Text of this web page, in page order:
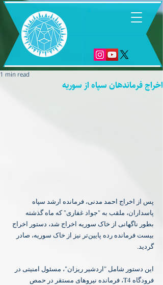
اخراج فرماندهان سپاه از سوریه
1 min read
پس از اخراج احمد مدنی، فرمانده ارشد سپاه
پاسداران، ملقب به "جواد غفاری" که ماه گذشته
بطور ناگهانی از خاک سوریه اخراج شد، دستور اخراج
بيست فرمانده رده پايين‌تر نيز از خاک سوریه، صادر
گردید.
اين دستور شامل "اردشیر ریزان"، مسئول امنیتی در
فرودگاه T4، فرمانده نیروهای ‏مستقر در حمص